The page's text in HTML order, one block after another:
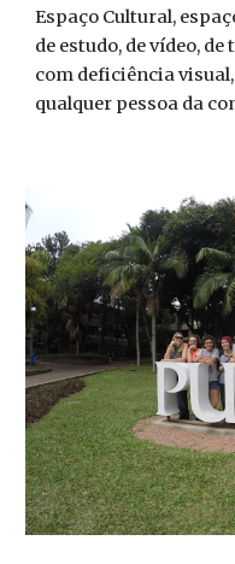
Espaço Cultural,
de estudo, de vídeo,
com deficiência
qualquer pessoa da